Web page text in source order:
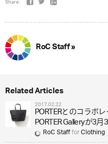
RoC Staff »
Related Articles
2017.02.22
PORTERとのコラボ
PORTER Galleryが3月
RoC StaffforClothing